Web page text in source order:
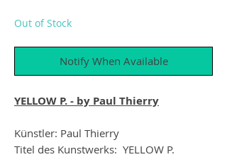
Out of Stock
Notify When Available
YELLOW P. - by Paul Thierry
Künstler: Paul Thierry
Titel des Kunstwerks: YELLOW P.